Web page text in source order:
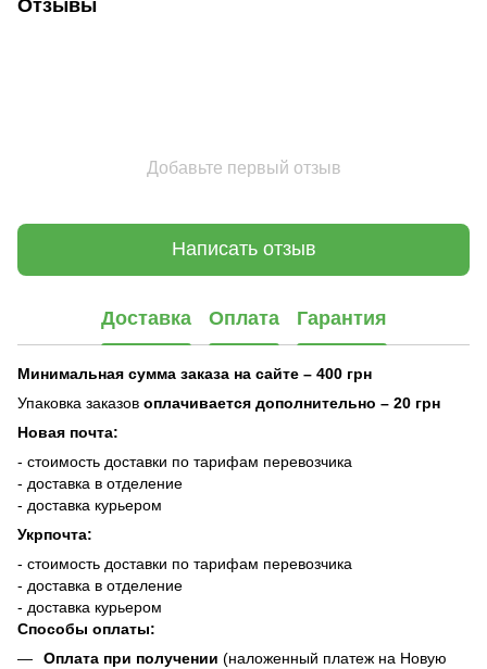
Отзывы
Добавьте первый отзыв
Написать отзыв
Доставка Оплата Гарантия
Минимальная сумма заказа на сайте – 400 грн
Упаковка заказов оплачивается дополнительно – 20 грн
Новая почта:
- стоимость доставки по тарифам перевозчика
- доставка в отделение
- доставка курьером
Укрпочта:
- стоимость доставки по тарифам перевозчика
- доставка в отделение
- доставка курьером
Способы оплаты:
Оплата при получении (наложенный платеж на Новую